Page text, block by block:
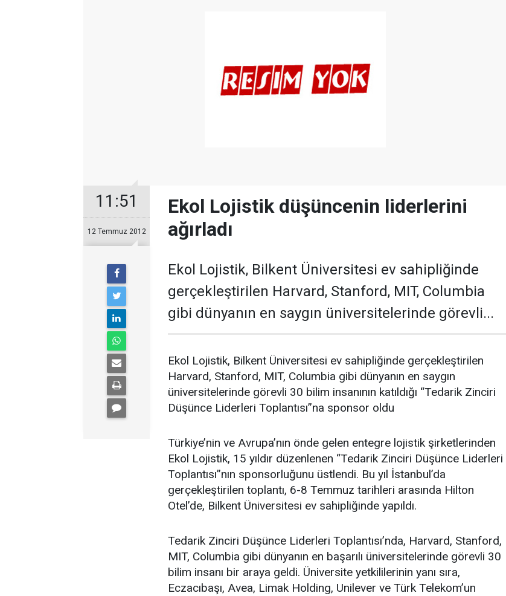
11:51
12 Temmuz 2012
Ekol Lojistik düşüncenin liderlerini
ağırladı
Ekol Lojistik, Bilkent Üniversitesi ev sahipliğinde
gerçekleştirilen Harvard, Stanford, MIT, Columbia
gibi dünyanın en saygın üniversitelerinde görevli...
Ekol Lojistik, Bilkent Üniversitesi ev sahipliğinde gerçekleştirilen
Harvard, Stanford, MIT, Columbia gibi dünyanın en saygın
üniversitelerinde görevli 30 bilim insanının katıldığı “Tedarik Zinciri
Düşünce Liderleri Toplantısı”na sponsor oldu
Türkiye’nin ve Avrupa’nın önde gelen entegre lojistik şirketlerinden
Ekol Lojistik, 15 yıldır düzenlenen “Tedarik Zinciri Düşünce Liderleri
Toplantısı”nın sponsorluğunu üstlendi. Bu yıl İstanbul’da
gerçekleştirilen toplantı, 6-8 Temmuz tarihleri arasında Hilton
Otel’de, Bilkent Üniversitesi ev sahipliğinde yapıldı.
Tedarik Zinciri Düşünce Liderleri Toplantısı’nda, Harvard, Stanford,
MIT, Columbia gibi dünyanın en başarılı üniversitelerinde görevli 30
bilim insanı bir araya geldi. Üniversite yetkililerinin yanı sıra,
Eczacıbaşı, Avea, Limak Holding, Unilever ve Türk Telekom’un